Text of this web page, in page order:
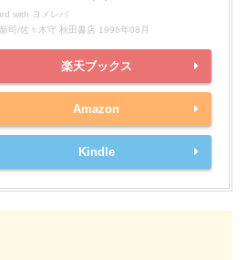
with ヨメレバ
司/佐々木守 秋田書店 1996年08月
楽天ブックス
Amazon
Kindle